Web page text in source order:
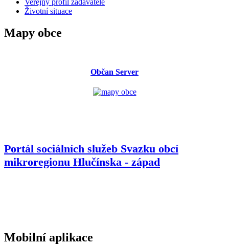
Životní situace
Mapy obce
Občan Server
Portál sociálních služeb Svazku obcí
mikroregionu Hlučínska - západ
Mobilní aplikace